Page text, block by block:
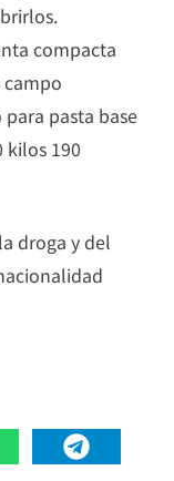
compacta
pasta base
kilos 190
droga y del